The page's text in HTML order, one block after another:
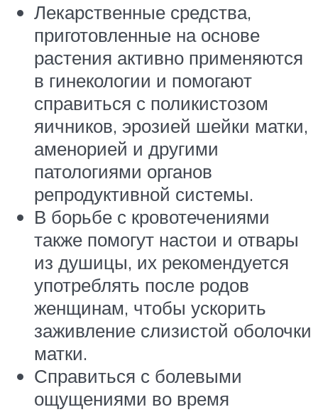
Лекарственные средства,
приготовленные на основе
растения активно применяются
в гинекологии и помогают
справиться с поликистозом
яичников, эрозией шейки матки,
аменорией и другими
патологиями органов
репродуктивной системы.
В борьбе с кровотечениями
также помогут настои и отвары
из душицы, их рекомендуется
употреблять после родов
женщинам, чтобы ускорить
заживление слизистой оболочки
матки.
Справиться с болевыми
ощущениями во время